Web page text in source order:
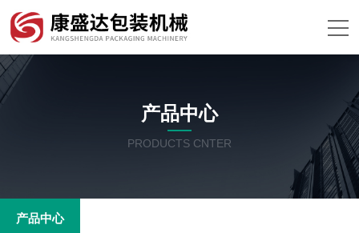
产品中心
PRODUCTS CNTER
产品中心